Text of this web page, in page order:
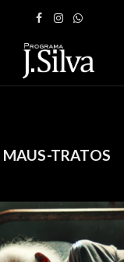
Facebook
Instagram
WhatsApp
MAUS-TRATOS